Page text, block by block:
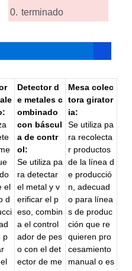
0. terminado
el
d
p
Detector d
e metales c
ombinado
con báscul
a de contr
ol:
Se utiliza pa
ra detectar
el metal y v
erificar el p
eso, combin
a el control
ador de pes
o con el det
ector de me
Mesa colec
tora girator
ia:
Se utiliza pa
ra recolecta
r productos
de la línea d
e producció
n, adecuad
o para línea
s de produc
ción que re
quieren pro
cesamiento
manual o es